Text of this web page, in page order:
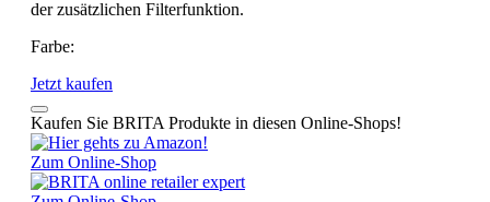
der zusätzlichen Filterfunktion.
Farbe:
Jetzt kaufen
Kaufen Sie BRITA Produkte in diesen Online-Shops!
Zum Online-Shop